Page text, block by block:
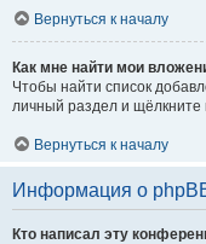
Вернуться к началу
Как мне найти мои
Чтобы найти список
личный раздел и
Вернуться к началу
Информация о
Кто написал эту